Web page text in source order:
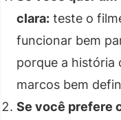
clara: teste o
funcionar bem
porque a história
marcos bem
Se você prefere